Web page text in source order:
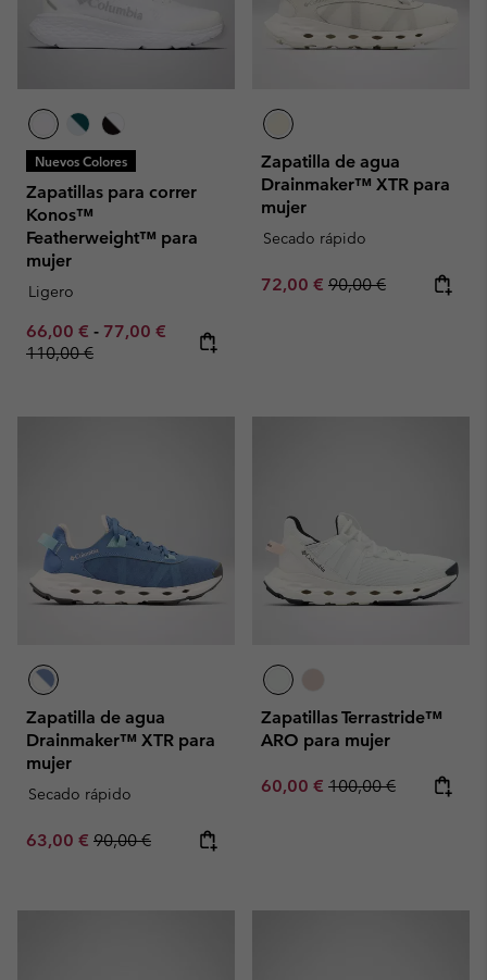
Nuevos Colores
Zapatillas para correr
Konos™
Featherweight™ para
mujer
Ligero
Minimum sale price:
66,00 € - Maximum sale price:
77,00 € Regular price:
110,00 €
Zapatilla de agua
Drainmaker™ XTR para
mujer
Secado rápido
Sale price:
72,00 € Regular price:
90,00 €
Zapatilla de agua
Drainmaker™ XTR para
mujer
Secado rápido
Sale price:
63,00 € Regular price:
90,00 €
Zapatillas Terrastride™
ARO para mujer
Sale price:
60,00 € Regular price:
100,00 €